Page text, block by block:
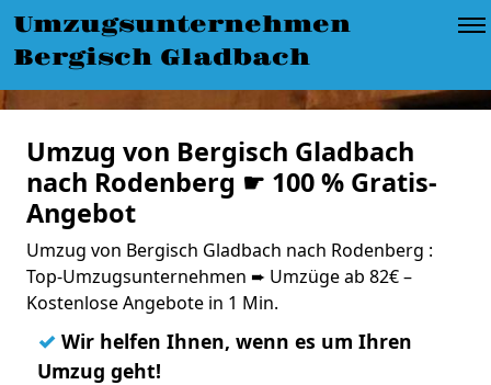
Umzugsunternehmen
Bergisch Gladbach
Umzug von Bergisch Gladbach
nach Rodenberg ☛ 100 % Gratis-
Angebot
Umzug von Bergisch Gladbach nach Rodenberg :
Top-Umzugsunternehmen ➨ Umzüge ab 82€ –
Kostenlose Angebote in 1 Min.
✓ Wir helfen Ihnen, wenn es um Ihren
Umzug geht!